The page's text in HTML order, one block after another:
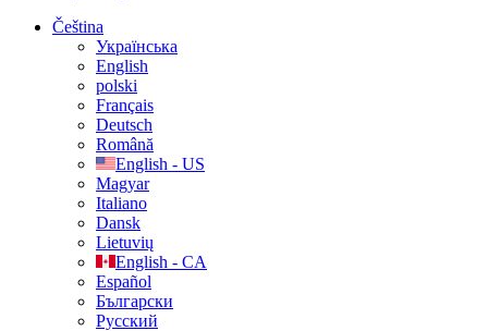
Čeština
Українська
English
polski
Français
Deutsch
Română
English - US
Magyar
Italiano
Dansk
Lietuvių
English - CA
Español
Български
Русский